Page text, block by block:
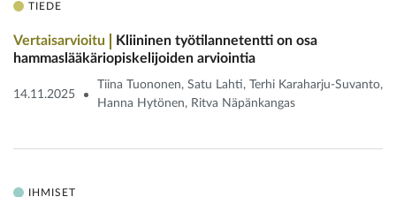
TIEDE
Vertaisarvioitu
Kliininen työtilannetentti on osa
hammaslääkäriopiskelijoiden arviointia
14.11.2025
Tiina Tuononen, Satu Lahti, Terhi Karaharju-Suvanto,
Hanna Hytönen, Ritva Näpänkangas
IHMISET